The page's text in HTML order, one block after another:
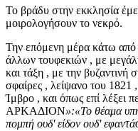
Το βράδυ στην εκκλησία
μοιρολογήσουν το νεκρό.
Την επόμενη μέρα κάτω από
άλλων τουφεκιών , με
και τάξη , με την βυζαντινή
σφαίρες , λείψανο του 1821
Ίμβρο , και όπως επί λέξει
ΑΡΚΑΔΙΟΝ»:«Το θέαμα
πομπή ουδ' είδον ουδ'